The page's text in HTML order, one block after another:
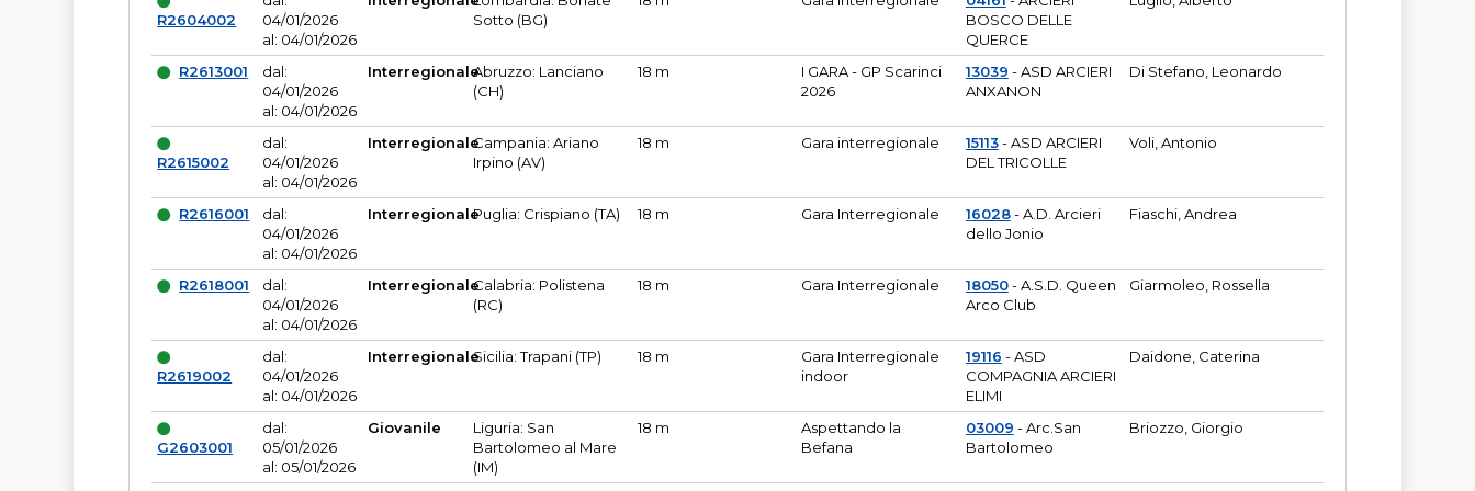
R2604002
04/01/2026
al: 04/01/2026
Sotto (BG)
BOSCO DELLE
QUERCE
R2613001
dal:
04/01/2026
al: 04/01/2026
InterregionaleAbruzzo: Lanciano
(CH)
18 m
I GARA - GP Scarinci
2026
13039 - ASD ARCIERI
ANXANON
Di Stefano, Leonardo
R2615002
dal:
04/01/2026
al: 04/01/2026
InterregionaleCampania: Ariano
Irpino (AV)
18 m Gara interregionale 15113- ASD ARCIERI
DEL TRICOLLE
Voli, Antonio
R2616001
dal:
04/01/2026
al: 04/01/2026
InterregionalePuglia: Crispiano (TA) 18 m Gara Interregionale 16028- A.D. Arcieri
dello Jonio
Fiaschi, Andrea
R2618001
dal:
04/01/2026
al: 04/01/2026
InterregionaleCalabria: Polistena
(RC)
18 m Gara Interregionale 18050- A.S.D. Queen
Arco Club
Giarmoleo, Rossella
R2619002
dal:
04/01/2026
al: 04/01/2026
InterregionaleSicilia: Trapani (TP) 18 m
Gara Interregionale
indoor
19116 - ASD
COMPAGNIA ARCIERI
ELIMI
Daidone, Caterina
G2603001
dal:
05/01/2026
al: 05/01/2026
Giovanile
Liguria: San
Bartolomeo al Mare
(IM)
18 m
Aspettando la
Befana
03009 - Arc.San
Bartolomeo
Briozzo, Giorgio